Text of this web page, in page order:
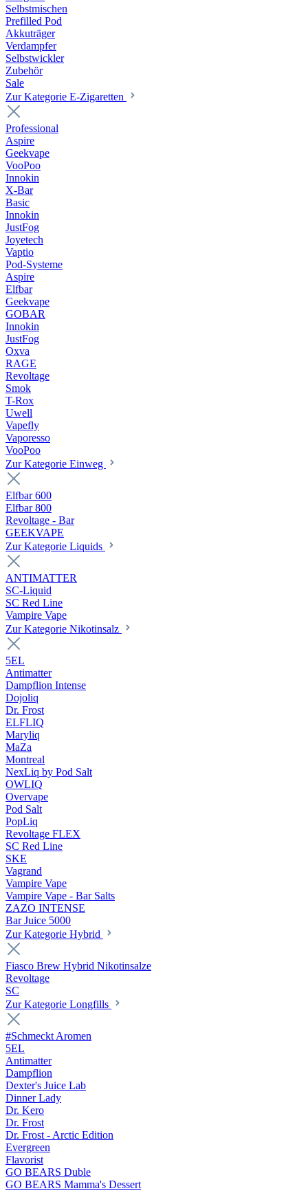
Selbstmischen
Prefilled Pod
Akkuträger
Verdampfer
Selbstwickler
Zubehör
Sale
Zur Kategorie E-Zigaretten
Professional
Aspire
Geekvape
VooPoo
Innokin
X-Bar
Basic
Innokin
JustFog
Joyetech
Vaptio
Pod-Systeme
Aspire
Elfbar
Geekvape
GOBAR
Innokin
JustFog
Oxva
RAGE
Revoltage
Smok
T-Rox
Uwell
Vapefly
Vaporesso
VooPoo
Zur Kategorie Einweg
Elfbar 600
Elfbar 800
Revoltage - Bar
GEEKVAPE
Zur Kategorie Liquids
ANTIMATTER
SC-Liquid
SC Red Line
Vampire Vape
Zur Kategorie Nikotinsalz
5EL
Antimatter
Dampflion Intense
Dojoliq
Dr. Frost
ELFLIQ
Maryliq
MaZa
Montreal
NexLiq by Pod Salt
OWLIQ
Overvape
Pod Salt
PopLiq
Revoltage FLEX
SC Red Line
SKE
Vagrand
Vampire Vape
Vampire Vape - Bar Salts
ZAZO INTENSE
Bar Juice 5000
Zur Kategorie Hybrid
Fiasco Brew Hybrid Nikotinsalze
Revoltage
SC
Zur Kategorie Longfills
#Schmeckt Aromen
5EL
Antimatter
Dampflion
Dexter's Juice Lab
Dinner Lady
Dr. Kero
Dr. Frost
Dr. Frost - Arctic Edition
Evergreen
Flavorist
GO BEARS Duble
GO BEARS Mamma's Dessert